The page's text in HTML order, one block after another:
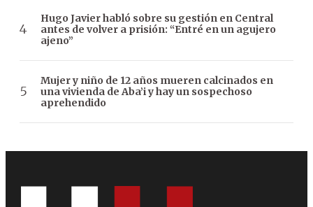
Hugo Javier habló sobre su gestión en Central
antes de volver a prisión: “Entré en un agujero
ajeno”
Mujer y niño de 12 años mueren calcinados en
una vivienda de Aba’i y hay un sospechoso
aprehendido